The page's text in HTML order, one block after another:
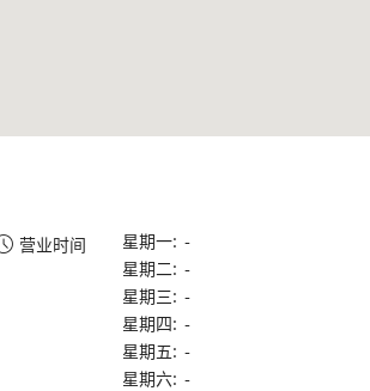
营业时间
星期一: -
星期二: -
星期三: -
星期四: -
星期五: -
星期六: -